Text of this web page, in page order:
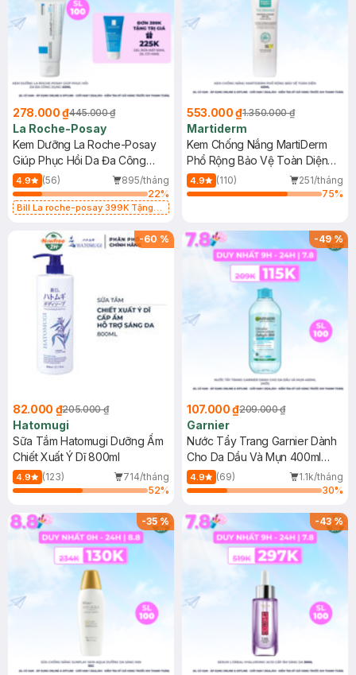
278.000 ₫445.000 ₫
La Roche-Posay
Kem Dưỡng La Roche-Posay
Giúp Phục Hồi Da Đa Công
Dụng 40ml
4.9 (56)
895/tháng
22%
Bill La roche-posay 399K Tặng
(SL có hạn)
553.000 ₫1.350.000 ₫
Martiderm
Kem Chống Nắng MartiDerm
Phổ Rộng Bảo Vệ Toàn Diện
40ml
4.9 (110)
251/tháng
75%
-60 %
82.000 ₫205.000 ₫
Hatomugi
Sữa Tắm Hatomugi Dưỡng Ẩm
Chiết Xuất Ý Dĩ 800ml
4.9 (123)
714/tháng
52%
-49%
107.000 ₫209.000 ₫
Garnier
Nước Tẩy Trang Garnier Dành
Cho Da Dầu Và Mụn 400ml
(Mới)
4.9 (69)
1.1k/tháng
30%
-35% -43%